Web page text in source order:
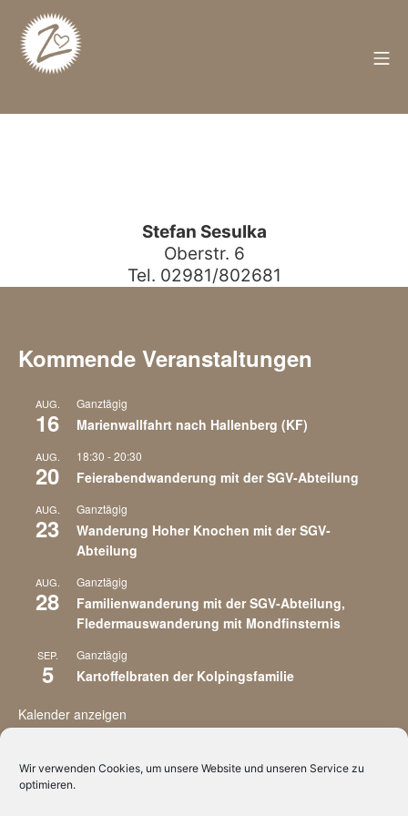
Wir verwenden Cookies, um unsere Website und unseren Service zu
optimieren.
Inhalt
springen
Züschen
Stefan Sesulka
Oberstr. 6
Tel. 02981/802681
Kommende Veranstaltungen
AUG.
16
Ganztägig
Marienwallfahrt nach Hallenberg (KF)
AUG.
20
18:30 -20:30
Feierabendwanderung mit der SGV-Abteilung
AUG.
23
Ganztägig
Wanderung Hoher Knochen mit der SGV-
Abteilung
AUG.
28
Ganztägig
Familienwanderung mit der SGV-Abteilung,
Fledermauswanderung mit Mondfinsternis
SEP.
5
Ganztägig
Kartoffelbraten der Kolpingsfamilie
Kalender anzeigen